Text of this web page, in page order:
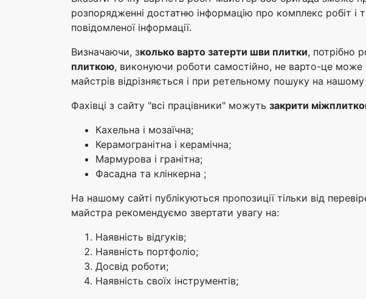
розпорядженні достатню інформацію про комплекс робіт
повідомленої інформації.
Визначаючи, зколько варто затерти шви плитки, потрібно
плиткою, виконуючи роботи самостійно, не варто-це
майстрів відрізняється і при ретельному пошуку на
Фахівці з сайту "всі працівники" можуть закрити
Кахельна і мозаїчна;
Керамогранітна і керамічна;
Мармурова і гранітна;
Фасадна та клінкерна ;
На нашому сайті публікуються пропозиції тільки від
майстра рекомендуємо звертати увагу на:
Наявність відгуків;
Наявність портфоліо;
Досвід роботи;
Наявність своїх інструментів;